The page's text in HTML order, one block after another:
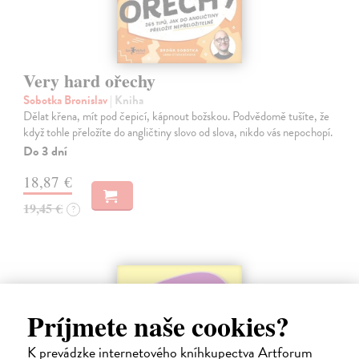
Príjmete naše cookies?
K prevádzke internetového kníhkupectva Artforum
Very hard ořechy
Sobotka Bronislav| Kniha
Dělat křena, mít pod čepicí, kápnout božskou. Podvědomě tušíte, že
když tohle přeložíte do angličtiny slovo od slova, nikdo vás nepochopí.
Do 3 dní
18,87 €
19,45 € ?